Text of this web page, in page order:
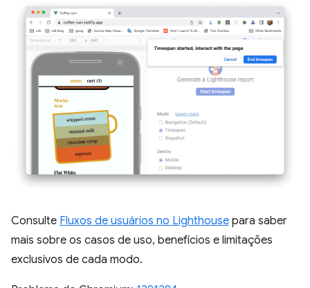
Consulte Fluxos de usuários no Lighthouse para saber
mais sobre os casos de uso, benefícios e limitações
exclusivos de cada modo.